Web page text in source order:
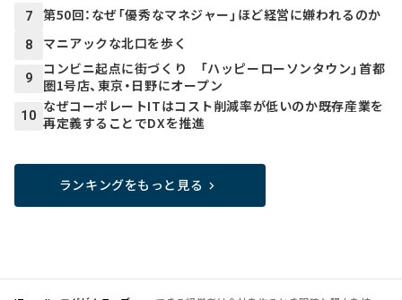
7 第50回：なぜ「優秀なマネジャー」ほど経営に嫌われるのか
8 マニアックな北口を歩く
9
コンビニ起点に街づくり 「ハッピーローソンタウン」首都
圏1号店、東京・日野にオープン
10
なぜコーポレートITはコスト削減率が低いのか――既存産業を
再定義することでDXを推進
ランキングをもっと見る